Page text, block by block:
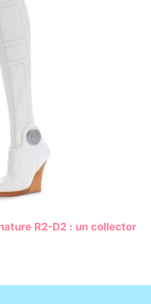
R2-D2 : un collector